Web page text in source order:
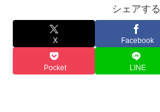
シェアする
X Facebook
Pocket LINE